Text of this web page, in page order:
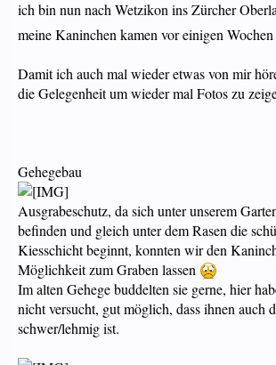
ich bin nun nach Wetzikon ins Zürcher
meine Kaninchen kamen vor einigen Wochen
Damit ich auch mal wieder etwas von mir
die Gelegenheit um wieder mal Fotos zu
Gehegebau
Ausgrabeschutz, da sich unter unserem
befinden und gleich unter dem Rasen die
Kiesschicht beginnt, konnten wir den
Möglichkeit zum Graben lassen
Im alten Gehege buddelten sie gerne, hier
nicht versucht, gut möglich, dass ihnen auch
schwer/lehmig ist.